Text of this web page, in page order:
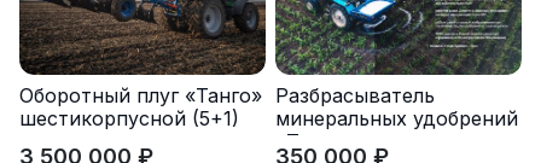
Оборотный плуг «Танго»
шестикорпусной (5+1)
3 500 000 ₽
Разбрасыватель
минеральных удобрений
«Тверк»
350 000 ₽